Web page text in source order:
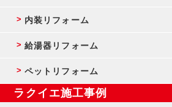
内装リフォーム
給湯器リフォーム
ペットリフォーム
ラクイエ施工事例